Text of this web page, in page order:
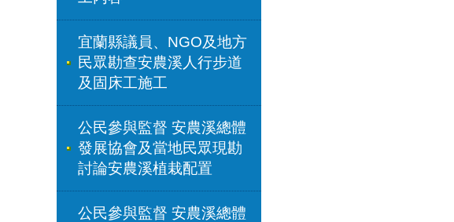
宜蘭縣議員、NGO及地方
民眾勘查安農溪人行步道
及固床工施工
公民參與監督 安農溪總體
發展協會及當地民眾現勘
討論安農溪植栽配置
公民參與監督 安農溪總體